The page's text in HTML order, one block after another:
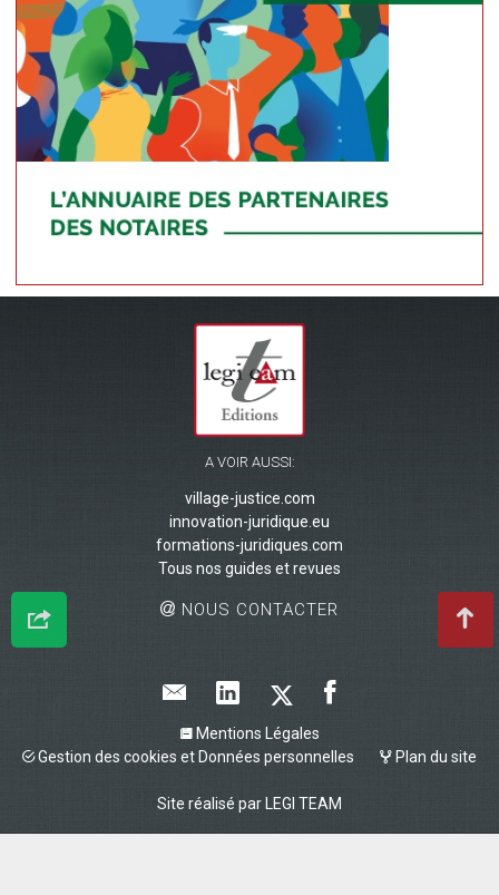
A VOIR AUSSI:
village-justice.com
innovation-juridique.eu
formations-juridiques.com
Tous nos guides et revues
NOUS CONTACTER
Mentions Légales
Gestion des cookies et Données personnelles
Plan du site
Site réalisé par LEGI TEAM